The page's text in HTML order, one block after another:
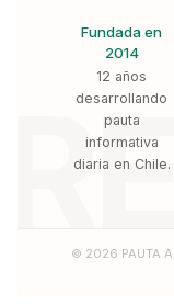
Fundada en
2014
12 años
desarrollando
pauta
informativa
diaria en Chile.
© 2026 PAUTA